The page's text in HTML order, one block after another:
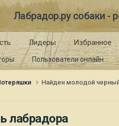
Лабрадор.ру собаки -
Пользователи онлайн
Лидеры Избранное
Найден молодой
лабрадора